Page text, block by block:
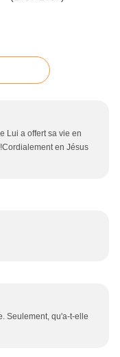
Lui a offert sa vie en
en Jésus
Seulement, qu'a-t-elle